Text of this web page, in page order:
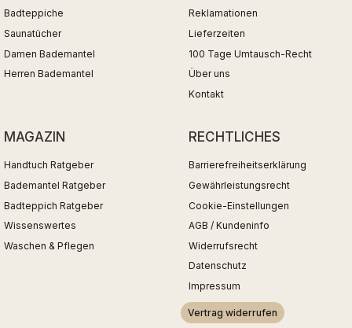
Badteppiche
Saunatücher
Damen Bademantel
Herren Bademantel
Reklamationen
Lieferzeiten
100 Tage Umtausch-Recht
Über uns
Kontakt
MAGAZIN
Handtuch Ratgeber
Bademantel Ratgeber
Badteppich Ratgeber
Wissenswertes
Waschen & Pflegen
RECHTLICHES
Barrierefreiheitserklärung
Gewährleistungsrecht
Cookie-Einstellungen
AGB / Kundeninfo
Widerrufsrecht
Datenschutz
Impressum
Vertrag widerrufen